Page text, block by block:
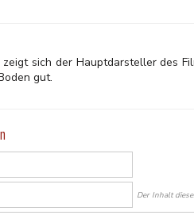
zeigt sich der Hauptdarsteller des
gut.
Der Inhalt